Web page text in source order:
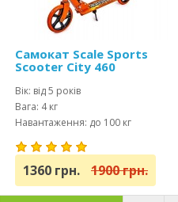
Самокат Scale Sports
Scooter City 460
Вік: від 5 років
Вага: 4 кг
Навантаження: до 100 кг
1360 грн. 1900 грн.